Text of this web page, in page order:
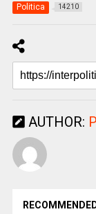
Politica 14210
AUTHOR: